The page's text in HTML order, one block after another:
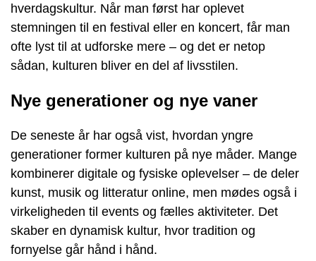
hverdagskultur. Når man først har oplevet
stemningen til en festival eller en koncert, får man
ofte lyst til at udforske mere – og det er netop
sådan, kulturen bliver en del af livsstilen.
Nye generationer og nye vaner
De seneste år har også vist, hvordan yngre
generationer former kulturen på nye måder. Mange
kombinerer digitale og fysiske oplevelser – de deler
kunst, musik og litteratur online, men mødes også i
virkeligheden til events og fælles aktiviteter. Det
skaber en dynamisk kultur, hvor tradition og
fornyelse går hånd i hånd.